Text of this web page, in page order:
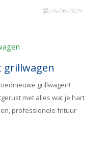
26-06-2025
grillwagen
grillwagen!
met alles wat je hart
professionele frituur